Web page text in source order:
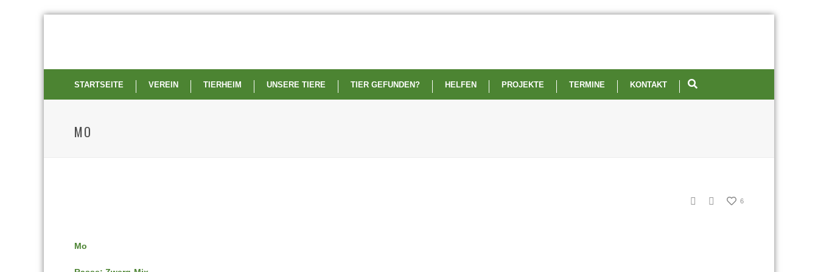
STARTSEITE VEREIN TIERHEIM UNSERE TIERE TIER GEFUNDEN? HELFEN PROJEKTE TERMINE KONTAKT
MO
6
Mo